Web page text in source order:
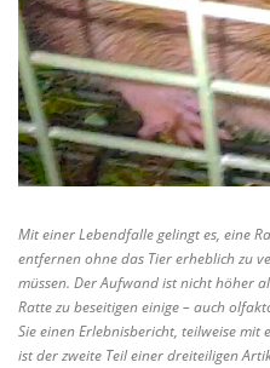
Mit einer Lebendfalle gelingt es, eine
entfernen ohne das Tier erheblich zu
müssen. Der Aufwand ist nicht höher
Ratte zu beseitigen einige – auch
Sie einen Erlebnisbericht, teilweise
ist der zweite Teil einer dreiteiligen